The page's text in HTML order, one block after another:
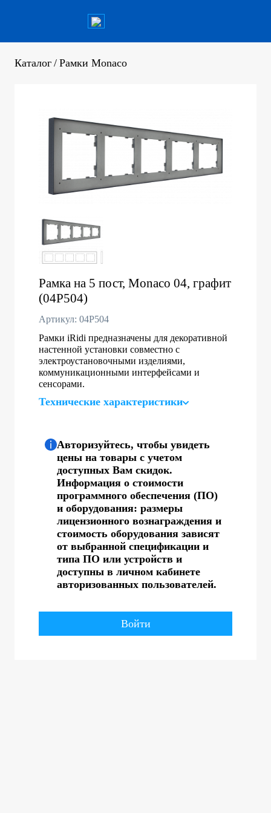
Каталог / Рамки Monaco
Рамка на 5 пост, Monaco 04, графит
(04P504)
Артикул: 04P504
Рамки iRidi предназначены для декоративной
настенной установки совместно с
электроустановочными изделиями,
коммуникационными интерфейсами и
сенсорами.
Технические характеристики
Авторизуйтесь, чтобы увидеть
цены на товары с учетом
доступных Вам скидок.
Информация о стоимости
программного обеспечения (ПО)
и оборудования: размеры
лицензионного вознаграждения и
стоимость оборудования зависят
от выбранной спецификации и
типа ПО или устройств и
доступны в личном кабинете
авторизованных пользователей.
Войти